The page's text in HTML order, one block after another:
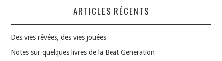
ARTICLES RÉCENTS
Des vies rêvées, des vies jouées
Notes sur quelques livres de la Beat Generation